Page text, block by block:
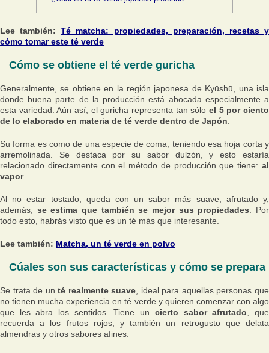
Lee también:Té matcha: propiedades, preparación, recetas y
cómo tomar este té verde
Cómo se obtiene el té verde guricha
Generalmente, se obtiene en la región japonesa de Kyūshū, una isla
donde buena parte de la producción está abocada especialmente a
esta variedad. Aún así, el guricha representa tan sólo el 5 por ciento
de lo elaborado en materia de té verde dentro de Japón
Su forma es como de una especie de coma, teniendo esa hoja corta y
arremolinada. Se destaca por su sabor dulzón, y esto estaría
relacionado directamente con el método de producción que tiene: al
vapor.
Al no estar tostado, queda con un sabor más suave, afrutado y,
además, se estima que también se mejor sus propiedades . Por
todo esto, habrás visto que es un té más que interesante.
Lee también: Matcha, un té verde en polvo
Cúales son sus características y cómo se prepara
Se trata de unté realmente suave , ideal para aquellas personas que
no tienen mucha experiencia en té verde y quieren comenzar con algo
que les abra los sentidos. Tiene un cierto sabor afrutado , que
recuerda a los frutos rojos, y también un retrogusto que delata
almendras y otros sabores afines.